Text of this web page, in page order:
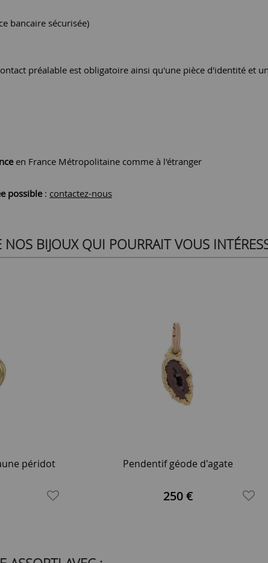
bancaire sécurisée)
préalable est obligatoire ainsi qu'une pièce d'identité et un
en France Métropolitaine comme à l'étranger
possible : contactez-nous
BIJOUX QUI POURRAIT VOUS
péridot Pendentif géode d'agate
250 €